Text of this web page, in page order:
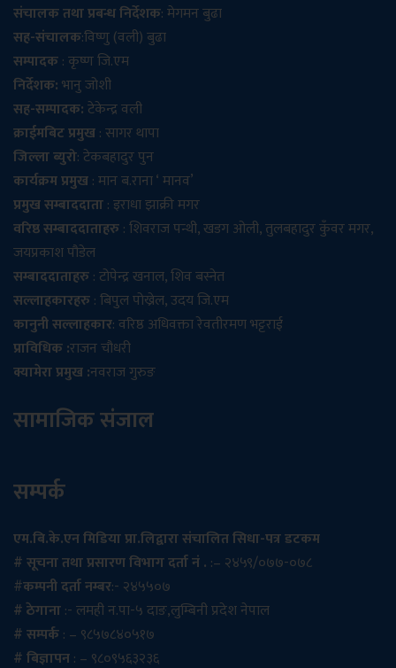
संचालक तथा प्रबन्ध निर्देशक: मेगमन बुढा
सह-संचालक:विष्णु (वली) बुढा
सम्पादक: कृष्ण जि.एम
निर्देशक:भानु जोशी
सह-सम्पादक:टेकेन्द्र वली
क्राईमबिट प्रमुख: सागर थापा
जिल्ला ब्युरो: टेकबहादुर पुन
कार्यक्रम प्रमुख: मान ब.राना ‘ मानव’
प्रमुख सम्बाददाता: इराधा झाक्री मगर
वरिष्ठ सम्बाददाताहरु: शिवराज पन्थी, खडग ओली, तुलबहादुर कुँवर मगर,
जयप्रकाश पौडेल
सम्बाददाताहरु: टोपेन्द्र खनाल, शिव बस्नेत
सल्लाहकारहरु: बिपुल पोख्रेल, उदय जि.एम
कानुनी सल्लाहकार: वरिष्ठ अधिवक्ता रेवतीरमण भट्टराई
प्राविधिक :राजन चौधरी
क्यामेरा प्रमुख :नवराज गुरुङ
सामाजिक संजाल
सम्पर्क
एम.बि.के.एन मिडिया प्रा.लिद्वारा संचालित सिधा-पत्र डटकम
# सूचना तथा प्रसारण विभाग दर्ता नं . :– २४५९/०७७-०७८
#कम्पनी दर्ता नम्बर:- २४५५०७
# ठेगाना:- लमही न.पा-५ दाङ,लुम्बिनी प्रदेश नेपाल
# सम्पर्क: – ९८५७८४०५१७
# बिज्ञापन: – ९८०९५६३२३६